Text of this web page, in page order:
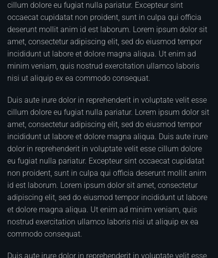
cillum dolore eu fugiat nulla pariatur. Excepteur sint
occaecat cupidatat non proident, sunt in culpa qui officia
deserunt mollit anim id est laborum. Lorem ipsum dolor sit
amet, consectetur adipiscing elit, sed do eiusmod tempor
incididunt ut labore et dolore magna aliqua. Ut enim ad
minim veniam, quis nostrud exercitation ullamco laboris
nisi ut aliquip ex ea commodo consequat.
Duis aute irure dolor in reprehenderit in voluptate velit esse
cillum dolore eu fugiat nulla pariatur. Lorem ipsum dolor sit
amet, consectetur adipiscing elit, sed do eiusmod tempor
incididunt ut labore et dolore magna aliqua. Duis aute irure
dolor in reprehenderit in voluptate velit esse cillum dolore
eu fugiat nulla pariatur. Excepteur sint occaecat cupidatat
non proident, sunt in culpa qui officia deserunt mollit anim
id est laborum. Lorem ipsum dolor sit amet, consectetur
adipiscing elit, sed do eiusmod tempor incididunt ut labore
et dolore magna aliqua. Ut enim ad minim veniam, quis
nostrud exercitation ullamco laboris nisi ut aliquip ex ea
commodo consequat.
Duis aute irure dolor in reprehenderit in voluptate velit esse